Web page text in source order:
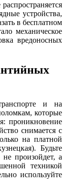
устройства,
в бесплатном
механическое
вредоносных
и на
которые
проникновение
снимается с
на платной
Будьте
произойдет, а
техникой
используйте